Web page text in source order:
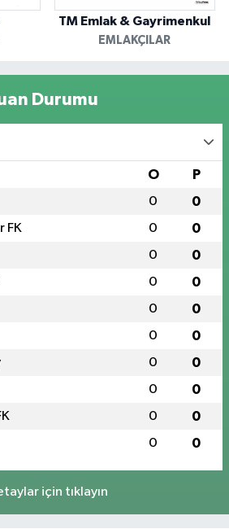
TM Emlak & Gayrimenkul
EMLAKÇILAR
Durumu
O P
0 0
FK 0 0
0 0
0 0
0 0
0 0
0 0
0 0
0 0
0 0
için tıklayın